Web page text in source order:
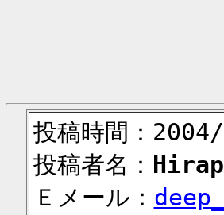
投稿時間：
投稿者名：
Ｅメール：